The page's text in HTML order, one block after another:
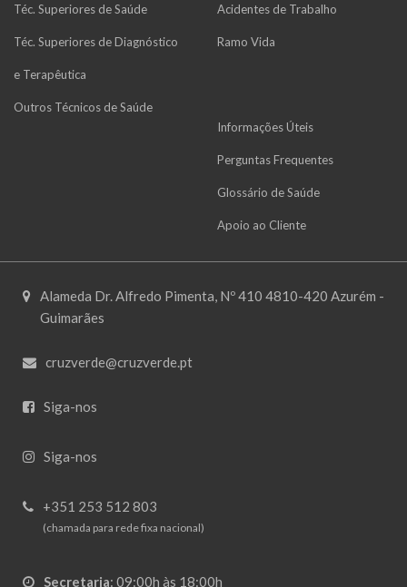
Téc. Superiores de Saúde
Téc. Superiores de Diagnóstico
e Terapêutica
Outros Técnicos de Saúde
Acidentes de Trabalho
Ramo Vida
Informações Úteis
Perguntas Frequentes
Glossário de Saúde
Apoio ao Cliente
Alameda Dr. Alfredo Pimenta, Nº 410 4810-420 Azurém -
Guimarães
cruzverde@cruzverde.pt
Siga-nos
Siga-nos
+351 253 512 803
(chamada para rede fixa nacional)
Secretaria: 09:00h às 18:00h